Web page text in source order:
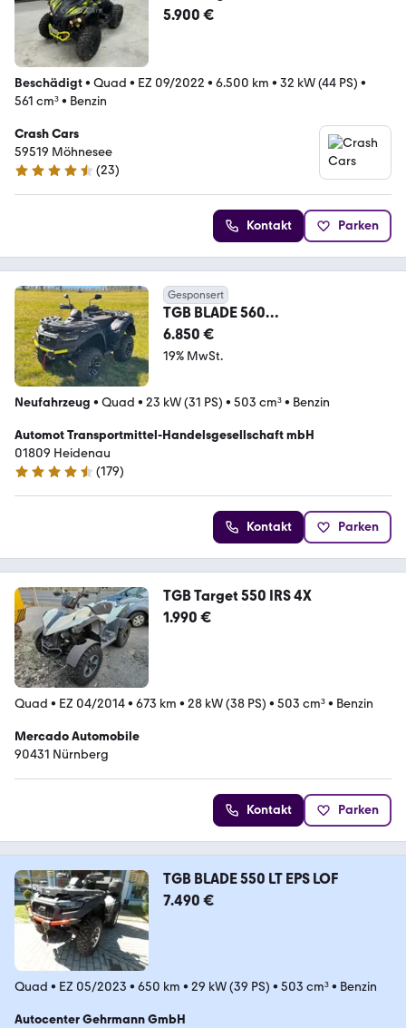
4x4*ATV*Seilwinde*AHK*Koffer*
5.900 €
Beschädigt• Quad • EZ 09/2022 • 6.500 km • 32 kW (44 PS) •
561 cm³• Benzin
Crash Cars
59519 Möhnesee
4.7 Sterne
(23)
Kontakt Parken
Gesponsert
TGB BLADE 560
Allrad*ABS*Touring*T3
6.850 €
19% MwSt.
Neufahrzeug • Quad • 23 kW (31 PS) • 503 cm³• Benzin
Automot Transportmittel-Handelsgesellschaft mbH
01809 Heidenau
4.6 Sterne
(179)
Kontakt Parken
TGB Target 550 IRS 4X
1.990 €
Quad • EZ 04/2014• 673 km • 28 kW (38 PS) • 503 cm³• Benzin
Mercado Automobile
90431 Nürnberg
Kontakt Parken
TGB BLADE 550 LT EPS LOF
7.490 €
Quad • EZ 05/2023 • 650 km • 29 kW (39 PS) • 503 cm³• Benzin
Autocenter Gehrmann GmbH